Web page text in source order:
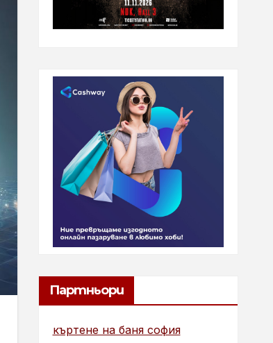
Партньори
къртене на баня софия